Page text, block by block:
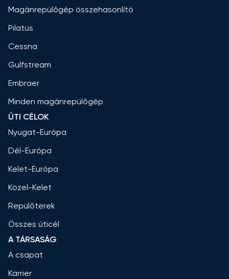
Magánrepülőgép összehasonlító
Pilatus
Cessna
Gulfstream
Embraer
Minden magánrepülőgép
ÚTI CÉLOK
Nyugat-Európa
Dél-Európa
Kelet-Európa
Közel-Kelet
Repülőterek
Összes úticél
A TÁRSASÁG
A csapat
Karrier